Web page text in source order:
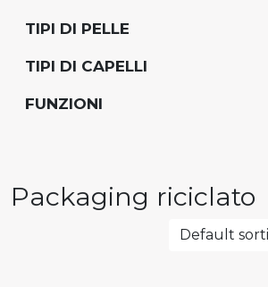
TIPI DI PELLE
TIPI DI CAPELLI
FUNZIONI
Packaging riciclato